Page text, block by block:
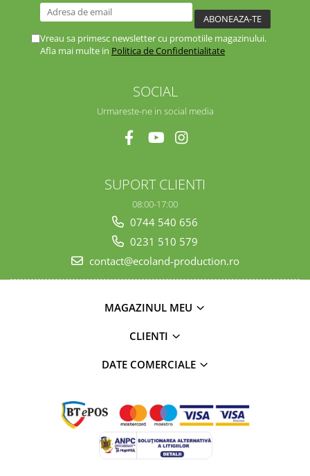
Vreau sa primesc newsletter cu promotiile magazinului.
Afla mai multe in Politica de Confidentialitate
SOCIAL
Urmareste-ne in social media
SUPORT CLIENTI
08:00-17:00
0744 540 656
0231 510 579
contact@ecoland-production.ro
MAGAZINUL MEU
CLIENTI
DATE COMERCIALE